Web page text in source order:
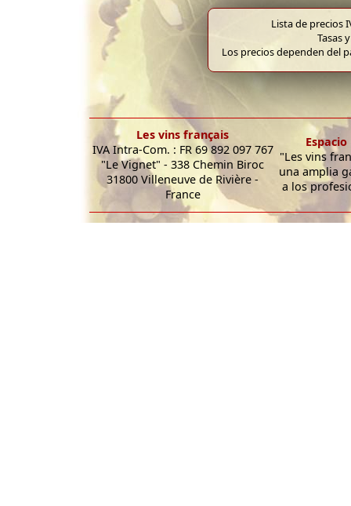
Lista de precios
Tasas
Los precios dependen del
Les vins français
IVA Intra-Com. : FR 69 892 097 767
"Le Vignet" - 338 Chemin Biroc
31800 Villeneuve de Rivière -
France
"Les vins
una amplia
a los